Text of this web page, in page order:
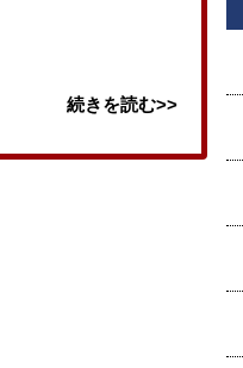
続きを読む>>